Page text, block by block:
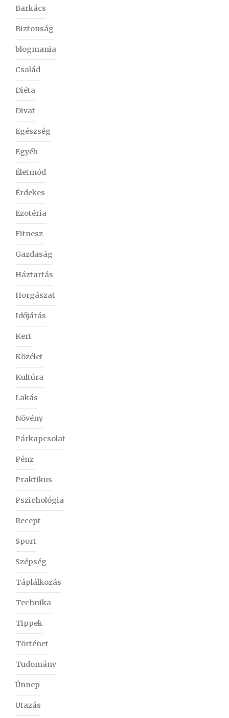
Barkács
Biztonság
blogmania
Család
Diéta
Divat
Egészség
Egyéb
Életmód
Érdekes
Ezotéria
Fitnesz
Gazdaság
Háztartás
Horgászat
Időjárás
Kert
Közélet
Kultúra
Lakás
Növény
Párkapcsolat
Pénz
Praktikus
Pszichológia
Recept
Sport
Szépség
Táplálkozás
Technika
Tippek
Történet
Tudomány
Ünnep
Utazás